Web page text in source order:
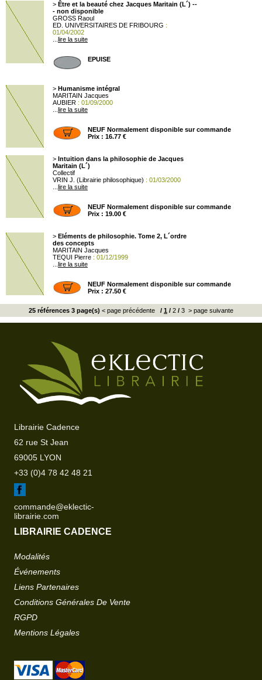
> Être et la beauté chez Jacques Maritain (L´) --
- non disponible
GROSS Raoul
ED. UNIVERSITAIRES DE FRIBOURG :
01/04/2002
lire la suite
EPUISE
> Humanisme intégral
MARITAIN Jacques
AUBIER : 01/09/2000
lire la suite
NEUF Normalement disponible sur commande
Prix : 16.77 €
> Intuition dans la philosophie de Jacques
Maritain (L´)
Collectif
VRIN J. (Librairie philosophique) : 01/03/2000
lire la suite
NEUF Normalement disponible sur commande
Prix : 19.00 €
> Eléments de philosophie. Tome 2, L´ordre
des concepts
MARITAIN Jacques
TEQUI Pierre : 01/12/1999
lire la suite
NEUF Normalement disponible sur commande
Prix : 27.50 €
25 références 3 page(s) < page précédente / 1 / 2 / 3 > page suivante
Librairie Cadence
62 rue St Jean
69005 LYON
+33 (0)4 78 42 48 21
commande@eklectic-
librairie.com
LIBRAIRIE CADENCE
Modalités
Événements
Liens Partenaires
Conditions Générales De Vente
RGPD
Mentions Légales